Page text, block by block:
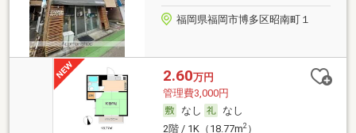
福岡県福岡市博多区昭南町１
2.60万円
管理費3,000円
なし
なし
2階 / 1K（18.77m2）